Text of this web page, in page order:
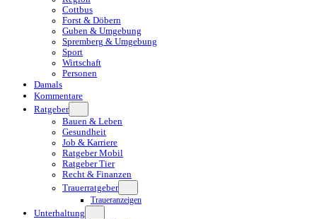
Cottbus
Forst & Döbern
Guben & Umgebung
Spremberg & Umgebung
Sport
Wirtschaft
Personen
Damals
Kommentare
Ratgeber
Bauen & Leben
Gesundheit
Job & Karriere
Ratgeber Mobil
Ratgeber Tier
Recht & Finanzen
Trauerratgeber
Traueranzeigen
Unterhaltung